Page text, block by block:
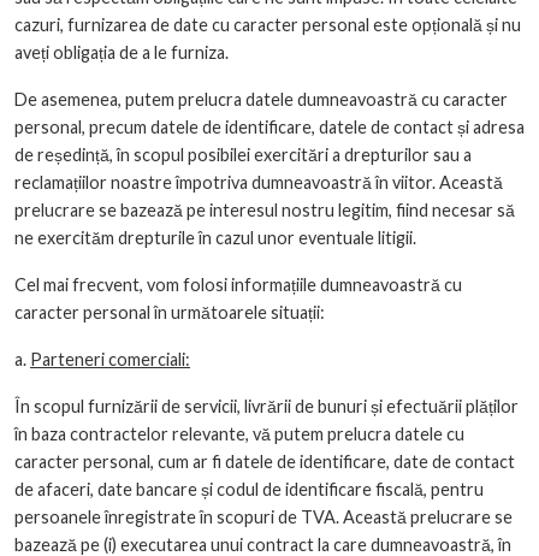
cazuri, furnizarea de date cu caracter personal este opțională și nu
aveți obligația de a le furniza.
De asemenea, putem prelucra datele dumneavoastră cu caracter
personal, precum datele de identificare, datele de contact și adresa
de reședință, în scopul posibilei exercitări a drepturilor sau a
reclamațiilor noastre împotriva dumneavoastră în viitor. Această
prelucrare se bazează pe interesul nostru legitim, fiind necesar să
ne exercităm drepturile în cazul unor eventuale litigii.
Cel mai frecvent, vom folosi informațiile dumneavoastră cu
caracter personal în următoarele situații:
a. Parteneri comerciali:
În scopul furnizării de servicii, livrării de bunuri și efectuării plăților
în baza contractelor relevante, vă putem prelucra datele cu
caracter personal, cum ar fi datele de identificare, date de contact
de afaceri, date bancare și codul de identificare fiscală, pentru
persoanele înregistrate în scopuri de TVA. Această prelucrare se
bazează pe (i) executarea unui contract la care dumneavoastră, în